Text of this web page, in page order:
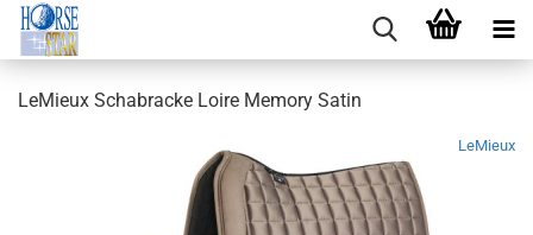
LeMieux Schabracke Loire Memory Satin
LeMieux